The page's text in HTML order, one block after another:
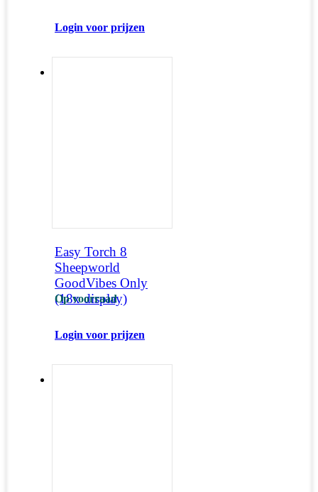
Login voor prijzen
Easy Torch 8
Sheepworld
GoodVibes Only
(18x display)
Op voorraad
Login voor prijzen